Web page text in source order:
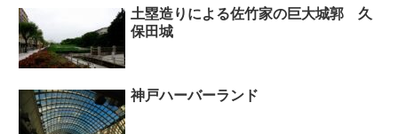
土塁造りによる佐竹家の巨大城郭 久
保田城
神戸ハーバーランド